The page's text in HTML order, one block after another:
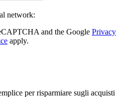
network:
and the Google Privacy
apply.
per risparmiare sugli acquisti